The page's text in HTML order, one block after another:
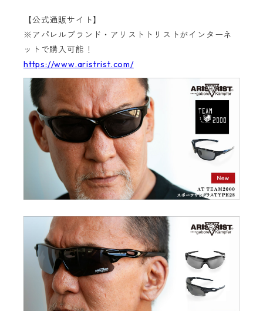
【公式通販サイト】
※アパレルブランド・アリストトリストがインターネ
ットで購入可能！
https://www.aristrist.com/